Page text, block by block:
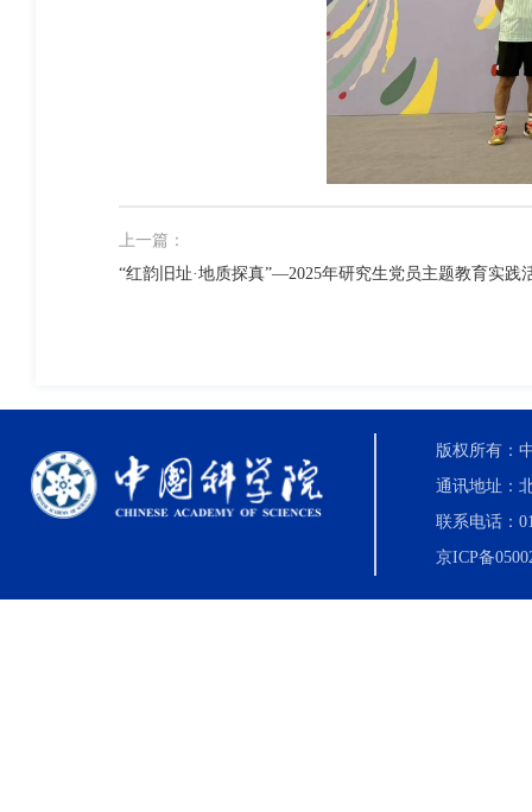
上一篇：
“红韵旧址·地质探真”—2025年研究生党员主题教育实践
版权所有：
通讯地址：
联系电话：
京ICP备